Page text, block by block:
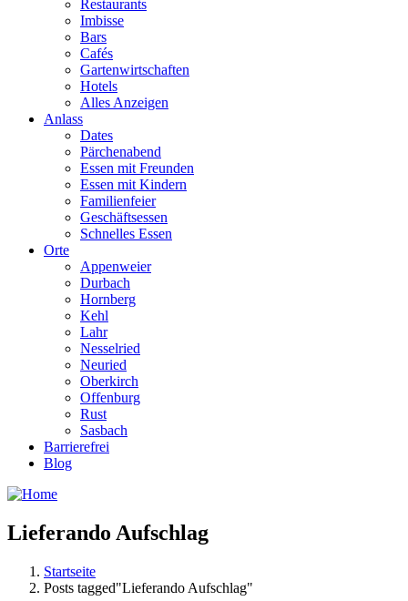
Restaurants
Imbisse
Bars
Cafés
Gartenwirtschaften
Hotels
Alles Anzeigen
Anlass
Dates
Pärchenabend
Essen mit Freunden
Essen mit Kindern
Familienfeier
Geschäftsessen
Schnelles Essen
Orte
Appenweier
Durbach
Hornberg
Kehl
Lahr
Nesselried
Neuried
Oberkirch
Offenburg
Rust
Sasbach
Barrierefrei
Blog
Lieferando Aufschlag
Startseite
Posts tagged"Lieferando Aufschlag"